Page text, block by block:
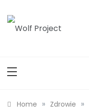
content
Home » Zdrowie »